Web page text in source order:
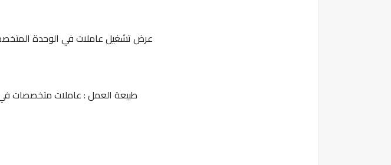
طبيعة العمل : عاملات متخصصات في